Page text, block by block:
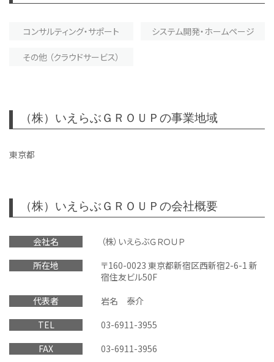
コンサルティング・サポート システム開発・ホームページ
その他 （クラウドサービス）
（株）いえらぶＧＲＯＵＰの事業地域
東京都
（株）いえらぶＧＲＯＵＰの会社概要
会社名
（株）いえらぶＧＲＯＵＰ
所在地
〒160-0023 東京都新宿区西新宿2-6-1 新
宿住友ビル50F
代表者
岩名 泰介
TEL
03-6911-3955
FAX
03-6911-3956